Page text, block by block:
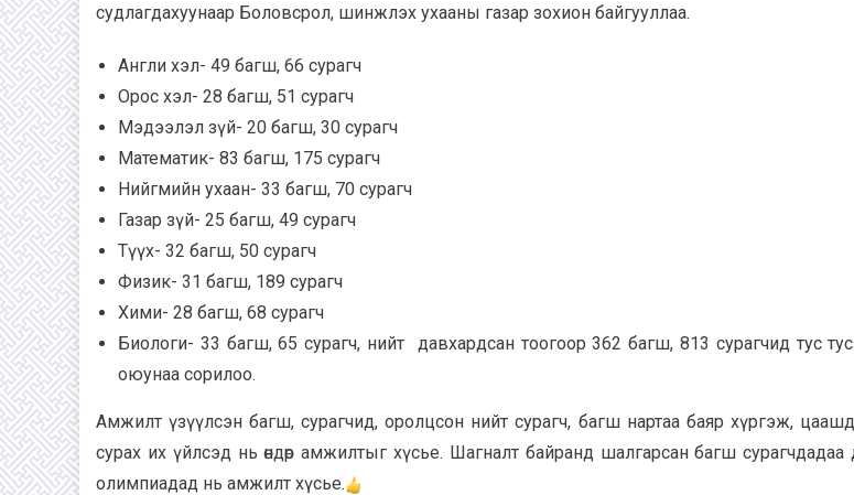
судлагдахуунаар Боловсрол, шинжлэх ухааны газар зохион байгууллаа.
Англи хэл- 49 багш, 66 сурагч
Орос хэл- 28 багш, 51 сурагч
Мэдээлэл зүй- 20 багш, 30 сурагч
Математик- 83 багш, 175 сурагч
Нийгмийн ухаан- 33 багш, 70 сурагч
Газар зүй- 25 багш, 49 сурагч
Түүх- 32 багш, 50 сурагч
Физик- 31 багш, 189 сурагч
Хими- 28 багш, 68 сурагч
Биологи- 33 багш, 65 сурагч, нийт давхардсан тоогоор 362 багш, 813 сурагчид тус
оюунаа сорилоо.
Амжилт үзүүлсэн багш, сурагчид, оролцсон нийт сурагч, багш нартаа баяр хүргэж,
сурах их үйлсэд нь өндөр амжилтыг хүсье. Шагналт байранд шалгарсан багш
олимпиадад нь амжилт хүсье.